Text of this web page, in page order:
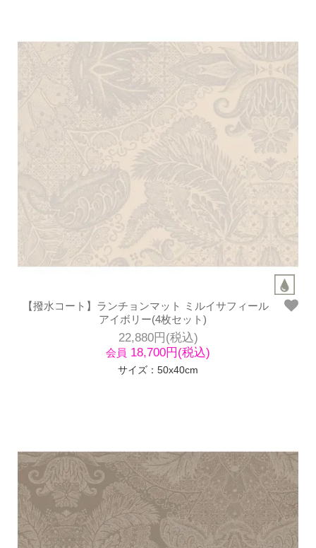
【撥水コート】ランチョンマット ミルイサフィール
アイボリー(4枚セット)
22,880円(税込)
会員 18,700円(税込)
サイズ：50x40cm